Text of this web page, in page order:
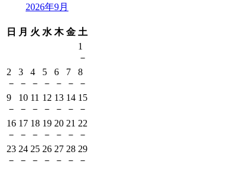
2026年9月
日 月 火 水 木 金 土
1
－
2
－
3
－
4
－
5
－
6
－
7
－
8
－
9
－
10
－
11
－
12
－
13
－
14
－
15
－
16
－
17
－
18
－
19
－
20
－
21
－
22
－
23
－
24
－
25
－
26
－
27
－
28
－
29
－